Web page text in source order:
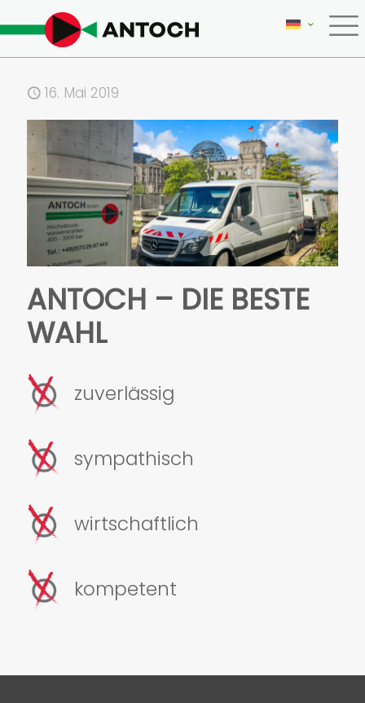
16. Mai 2019
ANTOCH – DIE BESTE
WAHL
zuverlässig
sympathisch
wirtschaftlich
kompetent